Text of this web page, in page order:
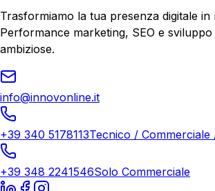
Trasformiamo la tua presenza digitale
Performance marketing, SEO e
ambiziose.
info@innovonline.it
+39 340 5178113Tecnico / Commerciale
+39 348 2241546Solo Commerciale